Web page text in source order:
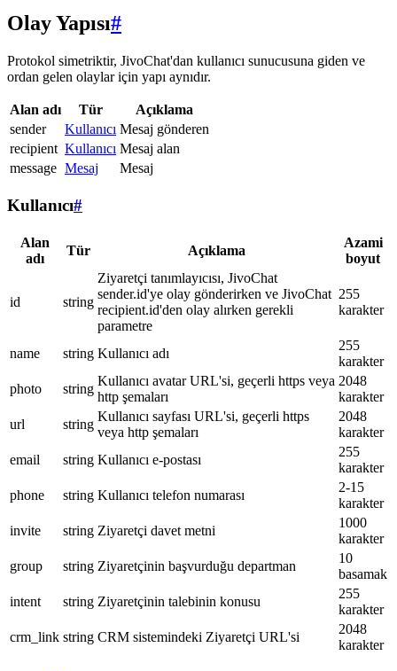
Olay Yapısı#
Protokol simetriktir, JivoChat'dan kullanıcı sunucusuna giden ve
ordan gelen olaylar için yapı aynıdır.
Alan adı Tür
Açıklama
sender
Kullanıcı Mesaj gönderen
recipient Kullanıcı Mesaj alan
message Mesaj Mesaj
Kullanıcı#
Alan
adı
Tür Açıklama
Azami
boyut
id string
Ziyaretçi tanımlayıcısı, JivoChat
sender.id'ye olay gönderirken ve JivoChat
recipient.id'den olay alırken gerekli
parametre
255
karakter
name string Kullanıcı adı
255
karakter
photo
string
Kullanıcı avatar URL'si, geçerli https veya
http şemaları
2048
karakter
url
string
Kullanıcı sayfası URL'si, geçerli https
veya http şemaları
2048
karakter
email
string Kullanıcı e-postası
255
karakter
phone
string Kullanıcı telefon numarası
2-15
karakter
invite
string Ziyaretçi davet metni
1000
karakter
group
string Ziyaretçinin başvurduğu departman
10
basamak
intent
string Ziyaretçinin talebinin konusu
255
karakter
crm_link string CRM sistemindeki Ziyaretçi URL'si
2048
karakter